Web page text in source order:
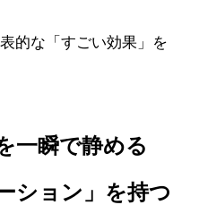
的な「すごい効果」を
一瞬で静める
ション」を持つ